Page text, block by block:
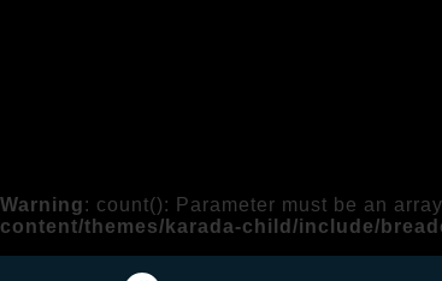
Warning: count(): Parameter must be an
content/themes/karada-child/include/